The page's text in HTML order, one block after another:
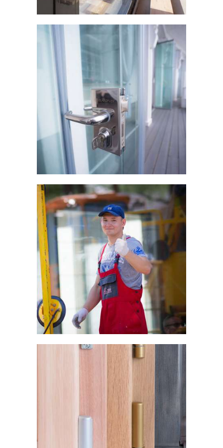
Безрамное остекление
В процессе
Деревянные окна